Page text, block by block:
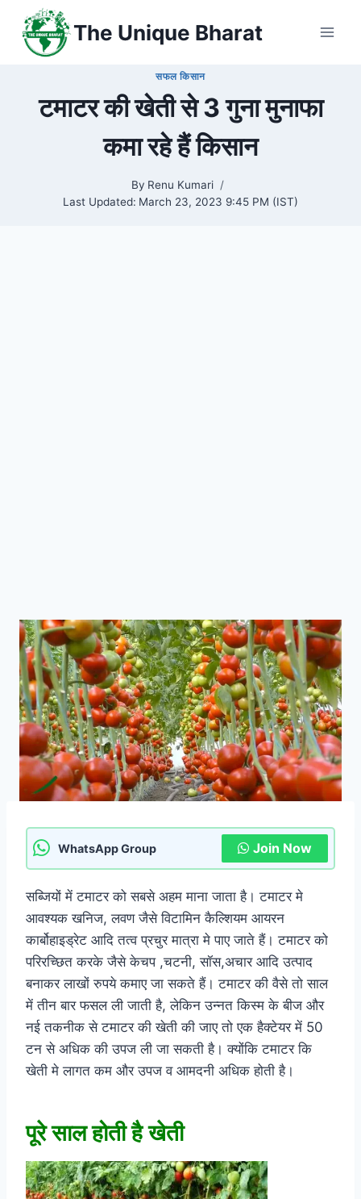
content
The Unique Bharat
सफल किसान
टमाटर की खेती से 3 गुना मुनाफा
कमा रहे हैं किसान
By Renu Kumari
Last Updated: March 23, 2023 9:45 PM (IST)
WhatsApp Group Join Now
सब्जियों में टमाटर को सबसे अहम माना जाता है। टमाटर मे
आवश्यक खनिज, लवण जैसे विटामिन कैल्शियम आयरन
कार्बोहाइड्रेट आदि तत्व प्रचुर मात्रा मे पाए जाते हैं। टमाटर को
परिरच्छित करके जैसे केचप ,चटनी, सॉस,अचार आदि उत्पाद
बनाकर लाखों रुपये कमाए जा सकते हैं। टमाटर की वैसे तो साल
में तीन बार फसल ली जाती है, लेकिन उन्नत किस्म के बीज और
नई तकनीक से टमाटर की खेती की जाए तो एक हैक्टेयर में 50
टन से अधिक की उपज ली जा सकती है। क्योंकि टमाटर कि
खेती मे लागत कम और उपज व आमदनी अधिक होती है।
पूरे साल होती है खेती